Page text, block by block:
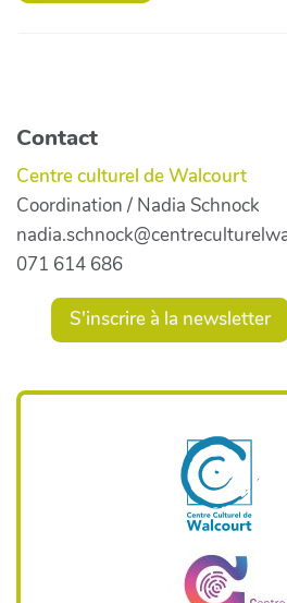
Contact
Centre culturel de Walcourt
Coordination / Nadia Schnock
071 614 686
S'inscrire à la newsletter